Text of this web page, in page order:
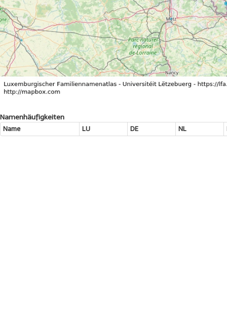
Namenhäufigkeiten
Name LU DE NL